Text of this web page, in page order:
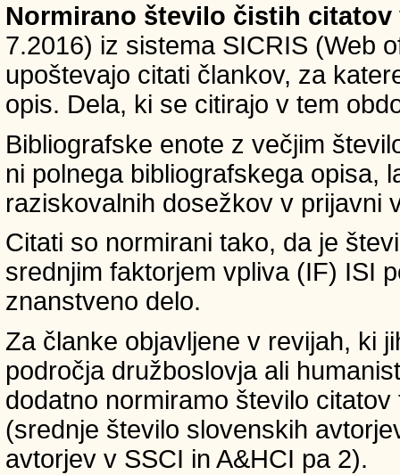
Normirano število čistih citatov
7.2016) iz sistema SICRIS (Web
upoštevajo citati člankov, za
opis. Dela, ki se citirajo v tem
Bibliografske enote z večjim
ni polnega bibliografskega opisa,
raziskovalnih dosežkov v prijavni
Citati so normirani tako, da je
srednjim faktorjem vpliva (IF) ISI
znanstveno delo.
Za članke objavljene v revijah, ki
področja družboslovja ali
dodatno normiramo število
(srednje število slovenskih
avtorjev v SSCI in A&HCI pa 2).